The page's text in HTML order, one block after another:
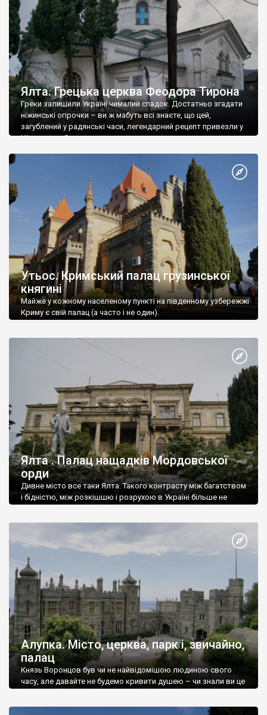
Ялта. Грецька церква Феодора Тирона
Греки залишили Україні чималий спадок. Достатньо згадати
ніжинські огірочки – ви ж мабуть всі знаєте, що цей,
загублений у радянські часи, легендарний рецепт привезли у
Ніжин греки?
Утьос. Кримський палац грузинської
княгині
Майже у кожному населеному пункті на південному узбережжі
Криму є свій палац (а часто і не один).
Ялта . Палац нащадків Мордовської
орди
Дивне місто все таки Ялта. Такого контрасту між багатством
і бідністю, між розкішшю і розрухою в Україні більше не
Алупка. Місто, церква, парк і, звичайно,
палац
Князь Воронцов був чи не найвідомішою людиною свого
часу, але давайте не будемо кривити душею – чи знали ви це